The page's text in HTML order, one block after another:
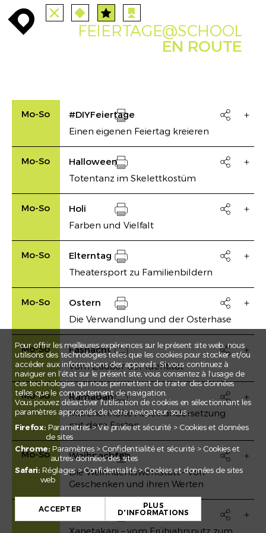
enroute enroute TOUTES STATIONS
PARCOURS event EVENTS agenda FILTRE
+
close route angebote anreise
FEIERTAGE@SCHOOL
EN ROUTE
Mo-So #DIYFeiertage
Drucken

Einen eigenen Feiertag kreieren
Mo-So Halloween
Drucken

Totentanz im Skelettkostüm
Mo-So Holi
Drucken

Farben und Vielfalt
Mo-So Elterntag
Drucken

Theatersport zu Familienbildern
Mo-So Ostern
Drucken

Die Verwandlung und der Osterhase
Mo-So Fasnacht
Drucken

Vom Zauber der Identität
Mo-So Ramadan
Drucken

Märchenhafte Auseinandersetzung
mit dem Fasten
Mo-So Weihnachten
Drucken

Die Weihnachtswerkstatt – von
Geschenken und ihren Werten
Mo-So Nouruz
Drucken

Pour offrir les meilleures expériences sur le présent site web, nous
utilisons des technologies telles que les cookies pour stocker et/ou
accéder aux informations des appareils. Si vous continuez à
naviguer en l’état sur le présent site, vous consentez à l’usage de
ces technologies qui nous permettent de traiter des données
telles que le comportement de navigation.
Vous pouvez désactiver l'utilisation de cookies en sélectionnant les
paramètres appropriés de votre navigateur sous :
Firefox: Paramètres > Vie privée et sécurité > Cookies et données
de sites
Chrome: Paramètres > Confidentialité et sécurité > Cookies et
autres données des sites
Safari: Réglages > Confidentialité > Cookies et données de sites
web
ACCEPTER PLUS
D'INFORMATIONS